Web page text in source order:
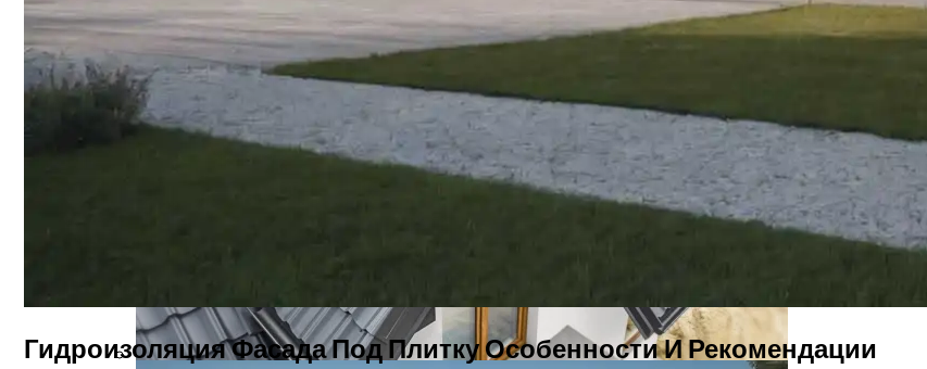
Озеро Нясиярви, Финляндия
Гидроизоляция Фасада Под Плитку Особенности И Рекомендации